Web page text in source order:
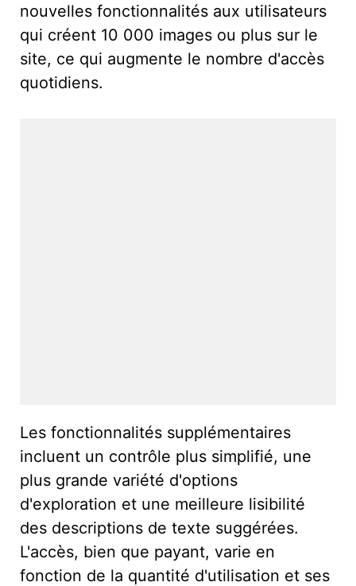
nouvelles fonctionnalités aux utilisateurs
qui créent 10 000 images ou plus sur le
site, ce qui augmente le nombre d'accès
quotidiens.
Les fonctionnalités supplémentaires
incluent un contrôle plus simplifié, une
plus grande variété d'options
d'exploration et une meilleure lisibilité
des descriptions de texte suggérées.
L'accès, bien que payant, varie en
fonction de la quantité d'utilisation et ses